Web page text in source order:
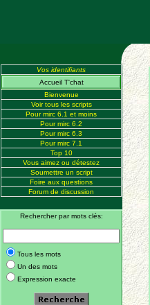
Vos identifiants
Accueil T'chat
Bienvenue
Voir tous les scripts
Pour mirc 6.1 et moins
Pour mirc 6.2
Pour mirc 6.3
Pour mirc 7.1
Top 10
Vous aimez ou détestez
Soumettre un script
Foire aux questions
Forum de discussion
Rechercher par mots clés:
Tous les mots
Un des mots
Expression exacte